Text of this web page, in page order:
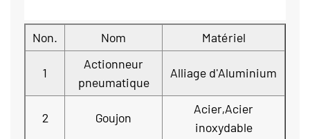
Non. Nom Matériel
1
Actionneur
pneumatique
Alliage d'Aluminium
2 Goujon
Acier,Acier
inoxydable